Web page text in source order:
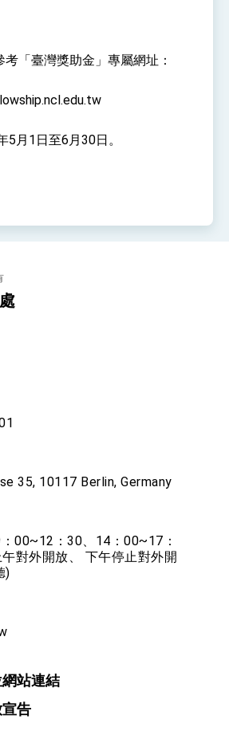
」跨部會會議
多數國人滿意政府外交表現，高度支持
韌性之島，希望之光」為題發表2026新
「守護民主台灣國安行動方案」記者
實力守護台海和平 以決心掌握國家
起的新臺灣 總統發表國慶演說
要言論
「臺灣獎助金」專屬網址：
5月1日至6月30日。
35, 10117 Berlin, Germany
00~12：30、14：00~17：
對外開放、 下午停止對外開
)
站連結
告